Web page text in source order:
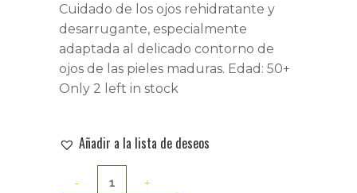
WAS:
12,95 €.
IS:
12,20 €.
Cuidado de los ojos rehidratante y
desarrugante, especialmente
adaptada al delicado contorno de
ojos de las pieles maduras. Edad: 50+
Only 2 left in stock
Añadir a la lista de deseos
LOREAL